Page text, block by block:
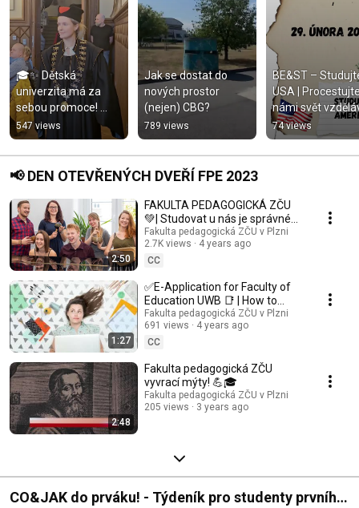
🎓✨ Dětská
univerzita má za
sebou promoce!
DĚKUJEME všem
malým badatelkám
a badatelům a
GRATULUJEME💚
547 views
Jak se dostat do
nových prostor
(nejen) CBG?
789 views
BE&ST –
USA |
námi svět
✈️ | Fakulta
pedagogická
74 views
📢 DEN OTEVŘENÝCH DVEŘÍ FPE 2023
2:50
FAKULTA PEDAGOGICKÁ ZČU
💚| Studovat u nás je správné
rozhodnutí, my jsme
FAKTCOOLTA© PEDAGOGICKÁ!
💚
Fakulta pedagogická ZČU v Plzni
2.7K views
4 years ago
CC
1:27
✅E-Application for Faculty of
Education UWB 📑 | How to
apply for studies? 💚
Fakulta pedagogická ZČU v Plzni
691 views
4 years ago
CC
2:48
Fakulta pedagogická ZČU
vyvrací mýty! 💪🎓
Fakulta pedagogická ZČU v Plzni
205 views
3 years ago
CO&JAK do prváku! - Týdeník pro studenty prvního